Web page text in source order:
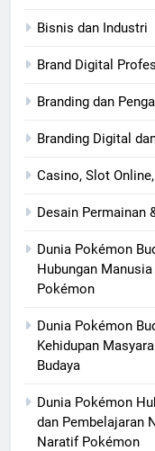
Bisnis dan Industri
Brand Digital
Branding dan
Branding Digital
Casino, Slot
Desain Permainan
Dunia Pokémon
Hubungan
Pokémon
Dunia Pokémon
Kehidupan
Budaya
Dunia Pokémon
dan Pembelajaran
Naratif Pokémon